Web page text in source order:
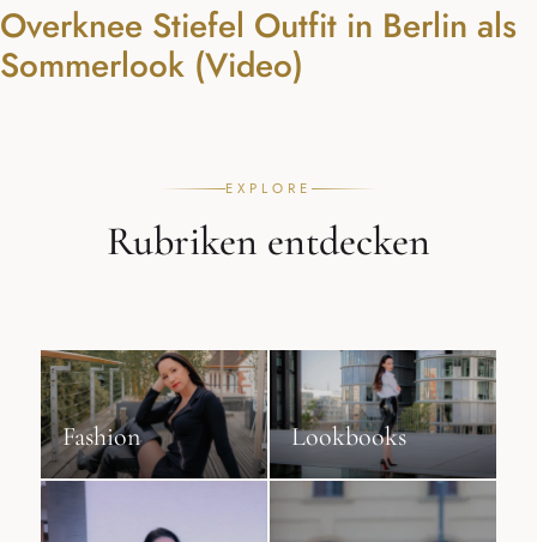
Overknee Stiefel Outfit in Berlin als
Sommerlook (Video)
EXPLORE
Rubriken entdecken
Fashion Lookbooks